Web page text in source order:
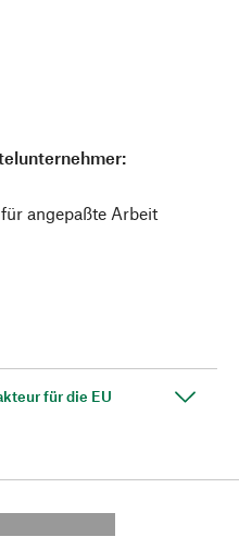
angepaßte Arbeit
für die EU